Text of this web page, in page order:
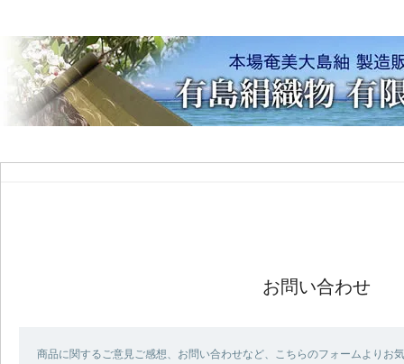
お問い合わせ
商品に関するご意見ご感想、お問い合わせなど、こちらのフォームよりお